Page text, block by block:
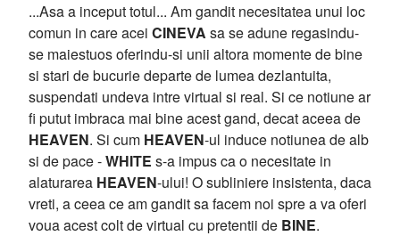
...Asa a inceput totul... Am gandit necesitatea unui loc
comun in care acei CINEVA sa se adune regasindu-
se maiestuos oferindu-si unii altora momente de bine
si stari de bucurie departe de lumea dezlantuita,
suspendati undeva intre virtual si real. Si ce notiune ar
fi putut imbraca mai bine acest gand, decat aceea de
HEAVEN. Si cum HEAVEN-ul induce notiunea de alb
si de pace -WHITE s-a impus ca o necesitate in
alaturarea HEAVEN-ului! O subliniere insistenta, daca
vreti, a ceea ce am gandit sa facem noi spre a va oferi
voua acest colt de virtual cu pretentii de BINE.